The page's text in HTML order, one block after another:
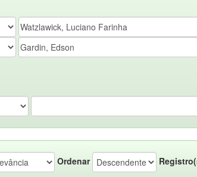
Ordenar